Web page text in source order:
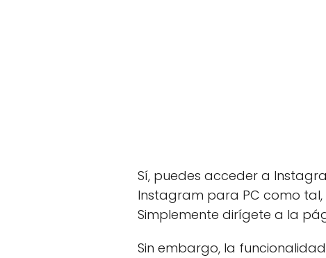
Sí, puedes acceder a
Instagram para PC como
Simplemente dirígete a la
Sin embargo, la